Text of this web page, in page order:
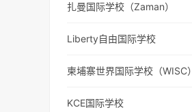
扎曼国际学校（Zaman）
Liberty自由国际学校
柬埔寨世界国际学校（WISC）
KCE国际学校